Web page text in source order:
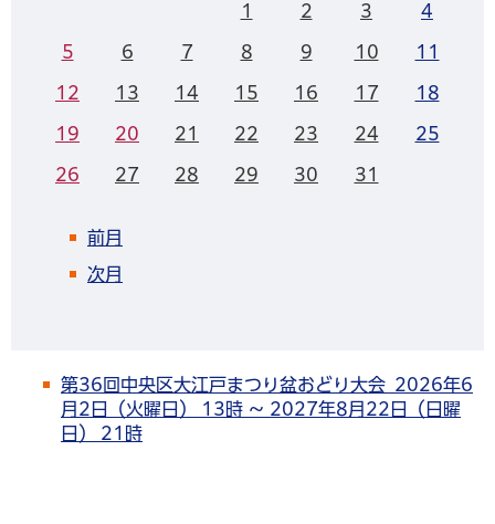
1
2 3 4
5 6 7 8 9 10 11
12 13 14 15 16 17 18
19 20 21 22 23 24 25
26 27 28 29 30 31
前月
次月
第36回中央区大江戸まつり盆おどり大会 2026年6
月2日（火曜日） 13時 ～ 2027年8月22日（日曜
日） 21時